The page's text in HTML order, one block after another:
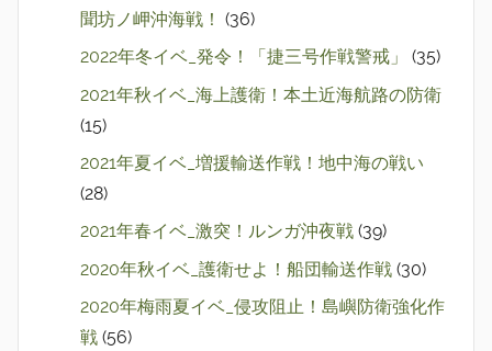
聞坊ノ岬沖海戦！ (36)
2022年冬イベ_発令！「捷三号作戦警戒」
(35)
2021年秋イベ_海上護衛！本土近海航路の防衛
(15)
2021年夏イベ_増援輸送作戦！地中海の戦い
(28)
2021年春イベ_激突！ルンガ沖夜戦 (39)
2020年秋イベ_護衛せよ！船団輸送作戦 (30)
2020年梅雨夏イベ_侵攻阻止！島嶼防衛強化作
戦 (56)